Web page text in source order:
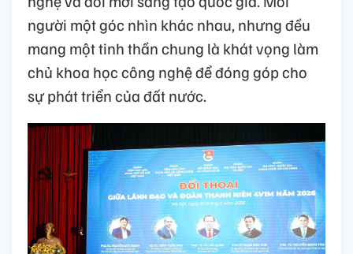
người một góc nhìn khác nhau, nhưng đều
mang một tinh thần chung là khát vọng làm
chủ khoa học công nghệ để đóng góp cho
sự phát triển của đất nước.